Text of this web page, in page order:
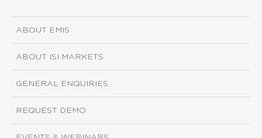
ABOUT EMIS
ABOUT ISI MARKETS
GENERAL ENQUIRIES
REQUEST DEMO